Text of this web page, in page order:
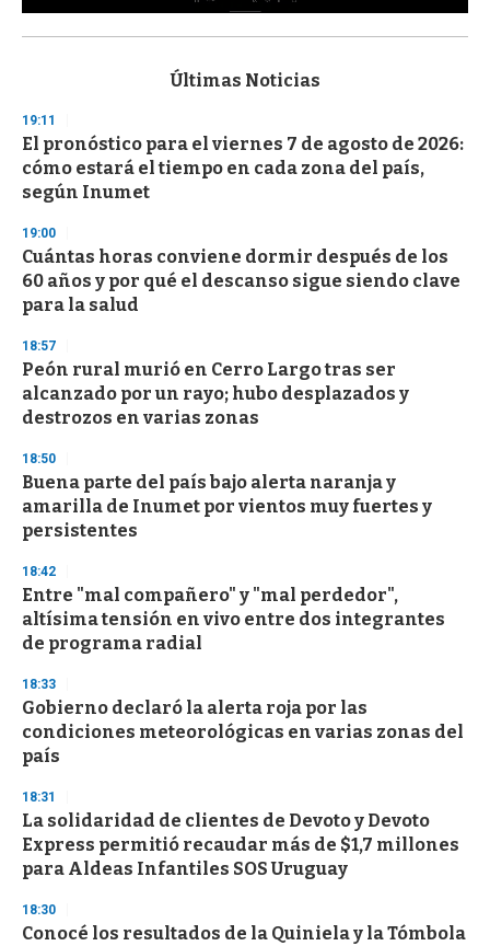
s
d
s
o
f
3
s
e
c
o
n
d
Últimas Noticias
19:11
El pronóstico para el viernes 7 de agosto de 2026:
cómo estará el tiempo en cada zona del país,
según Inumet
19:00
Cuántas horas conviene dormir después de los
60 años y por qué el descanso sigue siendo clave
para la salud
18:57
Peón rural murió en Cerro Largo tras ser
alcanzado por un rayo; hubo desplazados y
destrozos en varias zonas
18:50
Buena parte del país bajo alerta naranja y
amarilla de Inumet por vientos muy fuertes y
persistentes
18:42
Entre "mal compañero" y "mal perdedor",
altísima tensión en vivo entre dos integrantes
de programa radial
18:33
Gobierno declaró la alerta roja por las
condiciones meteorológicas en varias zonas del
país
18:31
La solidaridad de clientes de Devoto y Devoto
Express permitió recaudar más de $1,7 millones
para Aldeas Infantiles SOS Uruguay
18:30
Conocé los resultados de la Quiniela y la Tómbola